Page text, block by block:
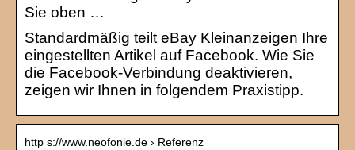
Sie oben …
Standardmäßig teilt eBay Kleinanzeigen Ihre
eingestellten Artikel auf Facebook. Wie Sie
die Facebook-Verbindung deaktivieren,
zeigen wir Ihnen in folgendem Praxistipp.
http s://www.neofonie.de › Referenz